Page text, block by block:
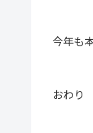
今年も
おわり